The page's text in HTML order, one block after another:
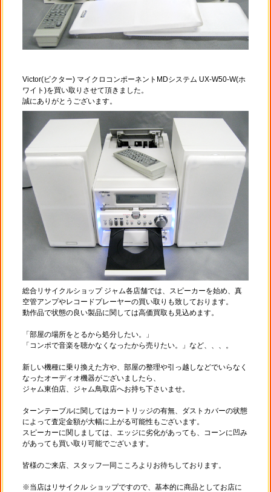
Victor(ビクター) マイクロコンポーネントMDシステム UX-W50-W(ホ
ワイト)を買い取りさせて頂きました。
誠にありがとうございます。
総合リサイクルショップ ジャム各店舗では、スピーカーを始め、真
空管アンプやレコードプレーヤーの買い取りも致しております。
動作品で状態の良い製品に関しては高価買取も見込めます。
「部屋の場所をとるから処分したい。」
「コンポで音楽を聴かなくなったから売りたい。」など、、、。
新しい機種に乗り換えた方や、部屋の整理や引っ越しなどでいらなく
なったオーディオ機器がございましたら、
ジャム東伯店、ジャム鳥取店へお持ち下さいませ。
ターンテーブルに関してはカートリッジの有無、ダストカバーの状態
によって査定金額が大幅に上がる可能性もございます。
スピーカーに関しましては、エッジに劣化があっても、コーンに凹み
があっても買い取り可能でございます。
皆様のご来店、スタッフ一同こころよりお待ちしております。
※当店はリサイクル ショップですので、基本的に商品としてお店に